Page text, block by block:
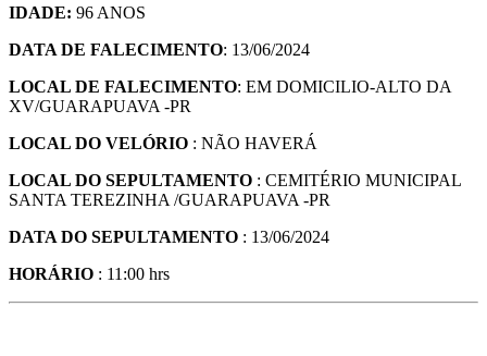
IDADE: 96 ANOS
DATA DE FALECIMENTO: 13/06/2024
LOCAL DE FALECIMENTO: EM DOMICILIO-ALTO DA
XV/GUARAPUAVA -PR
LOCAL DO VELÓRIO : NÃO HAVERÁ
LOCAL DO SEPULTAMENTO : CEMITÉRIO MUNICIPAL
SANTA TEREZINHA /GUARAPUAVA -PR
DATA DO SEPULTAMENTO : 13/06/2024
HORÁRIO : 11:00 hrs